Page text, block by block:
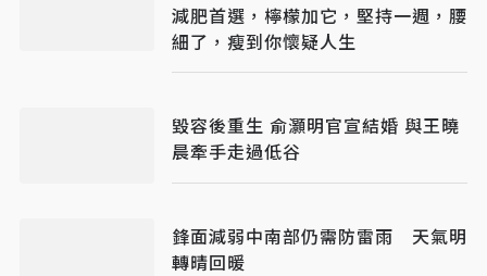
減肥首選，檸檬加它，堅持一週，腰
細了，瘦到你懷疑人生
毀容後重生 俞灝明官宣結婚 與王曉
晨牽手走過低谷
鋒面減弱中南部仍需防雷雨 天氣明
轉晴回暖